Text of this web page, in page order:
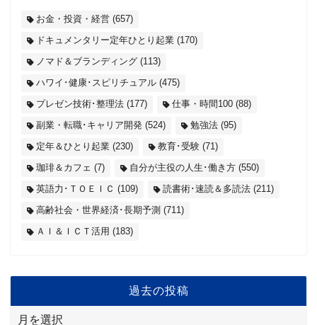
お金・投資・経営 (657)
ドキュメンタリー定年ひとり起業 (170)
ノマド＆ブランディング (113)
ハワイ･健康･スピリチュアル (475)
プレゼン技術･整理法 (177) 仕事・時間100 (88)
副業・転職･キャリア開発 (524) 勉強法 (95)
定年＆ひとり起業 (230) 教育･受験 (71)
珈琲＆カフェ (7) 自分が主役の人生･働き方 (550)
英語力･ＴＯＥＩＣ (109) 読書術･速読＆多読法 (211)
高齢社会・世界経済･長期予測 (711)
ＡＩ＆ＩＣＴ活用 (183)
過去の投稿